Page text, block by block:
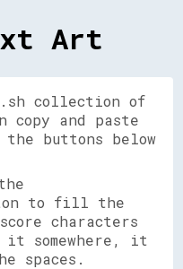
Art
collection of
and paste
buttons below
to fill the
characters
it somewhere, it
spaces.